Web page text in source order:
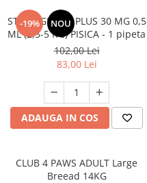
-19% NOU
STRONGHOLD PLUS 30 MG 0,5
ML (2,5-5 KG) PISICA - 1 pipeta
102,00 Lei
83,00 Lei
ADAUGA IN COS
CLUB 4 PAWS ADULT Large
Breead 14KG